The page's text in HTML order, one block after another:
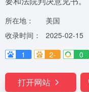
所在地：
美国
收录时间：
2025-02-15
1
2- 0
打开网站